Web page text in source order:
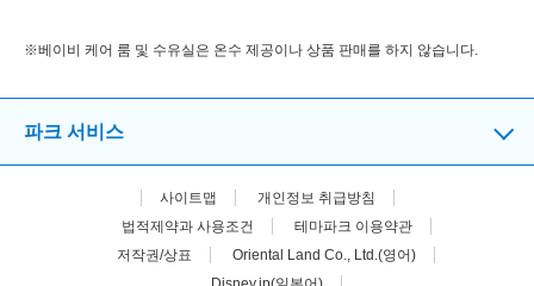
※베이비 케어 룸 및 수유실은 온수 제공이나 상품 판매를 하지 않습니다.
파크 서비스
사이트맵
개인정보 취급방침
법적제약과 사용조건
테마파크 이용약관
저작권/상표
Oriental Land Co., Ltd.(영어)